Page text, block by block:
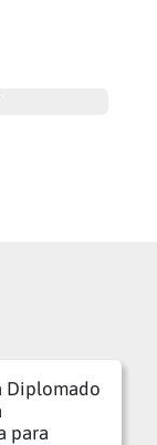
Diplomado
para